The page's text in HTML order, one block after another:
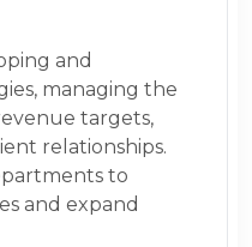
and
managing the
targets,
relationships.
to
and expand